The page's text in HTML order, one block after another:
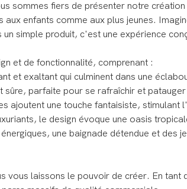
sommes fiers de présenter notre création
enfants comme aux plus jeunes.
simple produit, c'est une expérience
et de fonctionnalité, comprenant :
et exaltant qui culminent dans une
parfaite pour se rafraîchir et
ajoutent une touche fantaisiste, stimulant
le design évoque une oasis
une baignade détendue et
vous laissons le pouvoir de créer. En